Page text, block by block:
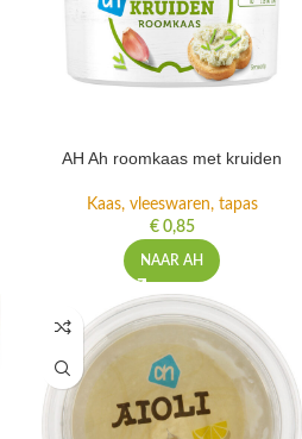
AH Ah roomkaas met kruiden
Kaas, vleeswaren, tapas
€0,85
NAAR AH